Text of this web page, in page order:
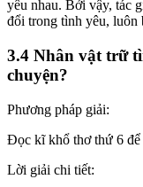
yêu nhau. Bởi vậy, tác
đổi trong tình yêu, luôn
3.4 Nhân vật trữ
chuyện?
Phương pháp giải:
Đọc kĩ khổ thơ thứ 6 để
Lời giải chi tiết: